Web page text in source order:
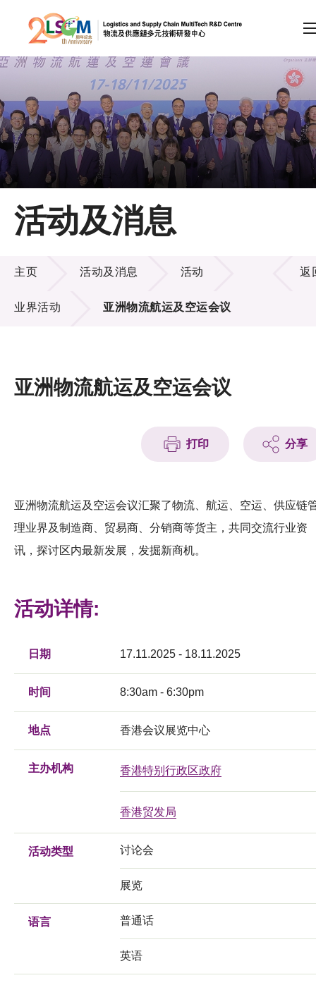
跳到内容（按回车键）
会员登录
A A EN 繁 简
主页
关于LSCM
技术商品化
项目及资助计划
活动及消息
科技分享
会籍
活动及消息
活动及消息
主页 活动及消息 活动
业界活动 亚洲物流航运及空运会议
返
亚洲物流航运及空运会议
打印 分享
亚洲物流航运及空运会议汇聚了物流、航运、空运、供应链
理业界及制造商、贸易商、分销商等货主，共同交流行业资
讯，探讨区内最新发展，发掘新商机。
活动详情:
日期 17.11.2025 - 18.11.2025
时间 8:30am - 6:30pm
地点 香港会议展览中心
主办机构 香港特别行政区政府
香港贸发局
活动类型 讨论会
展览
语言 普通话
英语